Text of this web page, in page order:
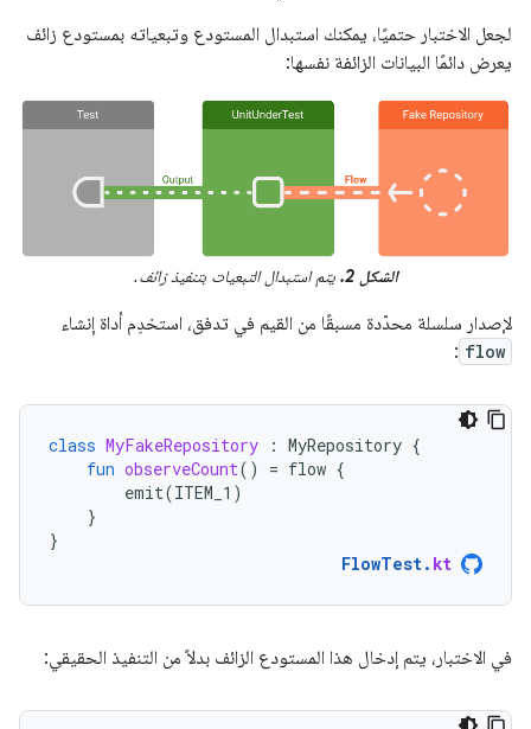
لجعل الاختبار حتميًا، يمكنك استبدال المستودع وتبعياته بمستودع زائف
يعرض دائمًا البيانات الزائفة نفسها:
الشكل 2. يتم استبدال التبعيات بتنفيذ زائف.
لإصدار سلسلة محدّدة مسبقًا من القيم في تدفق، استخدِم أداة إنشاء
flow
:
class MyFakeRepository : MyRepository {
fun observeCount() = flow {
emit(ITEM_1 )
}
}
FlowTest. kt
في الاختبار، يتم إدخال هذا المستودع الزائف بدلاً من التنفيذ الحقيقي: